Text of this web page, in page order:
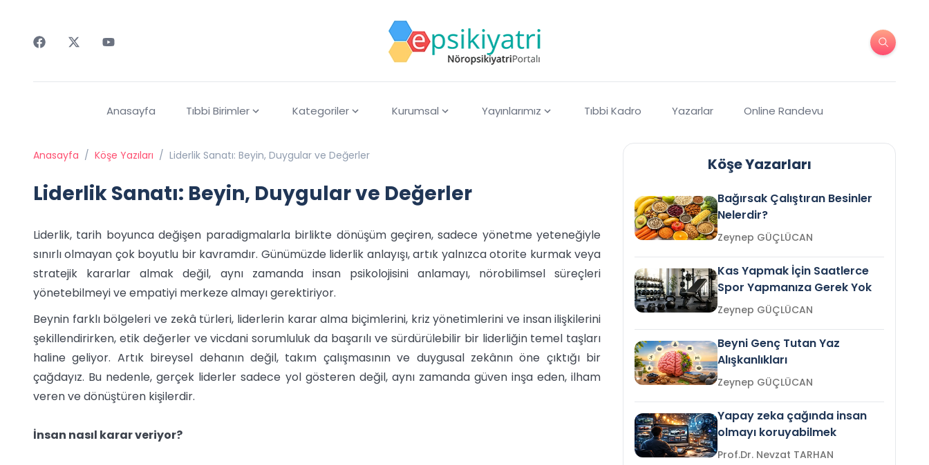
Anasayfa Tıbbi Birimler Kategoriler Kurumsal Yayınlarımız Tıbbi Kadro Yazarlar Online Randevu
Anasayfa / Köşe Yazıları / Liderlik Sanatı: Beyin, Duygular ve Değerler
Liderlik Sanatı: Beyin, Duygular ve Değerler
Liderlik, tarih boyunca değişen paradigmalarla birlikte dönüşüm geçiren, sadece yönetme yeteneğiyle
sınırlı olmayan çok boyutlu bir kavramdır. Günümüzde liderlik anlayışı, artık yalnızca otorite kurmak veya
stratejik kararlar almak değil, aynı zamanda insan psikolojisini anlamayı, nörobilimsel süreçleri
yönetebilmeyi ve empatiyi merkeze almayı gerektiriyor.
Beynin farklı bölgeleri ve zekâ türleri, liderlerin karar alma biçimlerini, kriz yönetimlerini ve insan ilişkilerini
şekillendirirken, etik değerler ve vicdani sorumluluk da başarılı ve sürdürülebilir bir liderliğin temel taşları
haline geliyor. Artık bireysel dehanın değil, takım çalışmasının ve duygusal zekânın öne çıktığı bir
çağdayız. Bu nedenle, gerçek liderler sadece yol gösteren değil, aynı zamanda güven inşa eden, ilham
veren ve dönüştüren kişilerdir.
İnsan nasıl karar veriyor?
Köşe Yazarları
Bağırsak Çalıştıran Besinler
Nelerdir?
Zeynep GÜÇLÜCAN
Kas Yapmak İçin Saatlerce
Spor Yapmanıza Gerek Yok
Zeynep GÜÇLÜCAN
Beyni Genç Tutan Yaz
Alışkanlıkları
Zeynep GÜÇLÜCAN
Yapay zeka çağında insan
olmayı koruyabilmek
Prof.Dr. Nevzat TARHAN